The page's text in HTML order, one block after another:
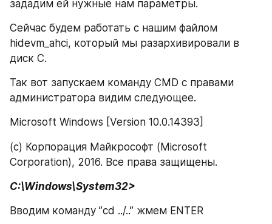
зададим ей нужные нам параметры.
Сейчас будем работать с нашим файлом
hidevm_ahci, который мы разархивировали в
диск С.
Так вот запускаем команду CMD с правами
администратора видим следующее.
Microsoft Windows [Version 10.0.14393]
(c) Корпорация Майкрософт (Microsoft
Corporation), 2016. Все права защищены.
C:\Windows\System32>
Вводим команду ”cd ../..” жмем ENTER